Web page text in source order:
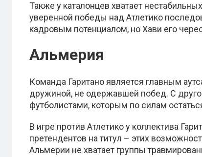
Также у каталонцев хватает
уверенной победы над Атлетико
кадровым потенциалом, но Хави его
Альмерия
Команда Гаритано является главным
дружиной, не одержавшей побед. С
футболистами, которым по силам
В игре против Атлетико у коллектива
претендентов на титул – этих
Альмерии не хватает группы